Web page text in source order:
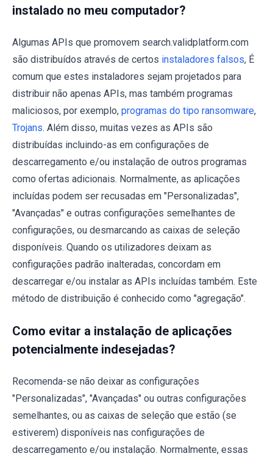
instalado no meu computador?
Algumas APIs que promovem search.validplatform.com
são distribuídos através de certos instaladores falsos, É
comum que estes instaladores sejam projetados para
distribuir não apenas APIs, mas também programas
maliciosos, por exemplo, programas do tipo ransomware,
Trojans. Além disso, muitas vezes as APIs são
distribuídas incluindo-as em configurações de
descarregamento e/ou instalação de outros programas
como ofertas adicionais. Normalmente, as aplicações
incluídas podem ser recusadas ​​em "Personalizadas",
"Avançadas" e outras configurações semelhantes de
configurações, ou desmarcando as caixas de seleção
disponíveis. Quando os utilizadores deixam as
configurações padrão inalteradas, concordam em
descarregar e/ou instalar as APIs incluídas também. Este
método de distribuição é conhecido como "agregação".
Como evitar a instalação de aplicações
potencialmente indesejadas?
Recomenda-se não deixar as configurações
"Personalizadas", "Avançadas" ou outras configurações
semelhantes, ou as caixas de seleção que estão (se
estiverem) disponíveis nas configurações de
descarregamento e/ou instalação. Normalmente, essas